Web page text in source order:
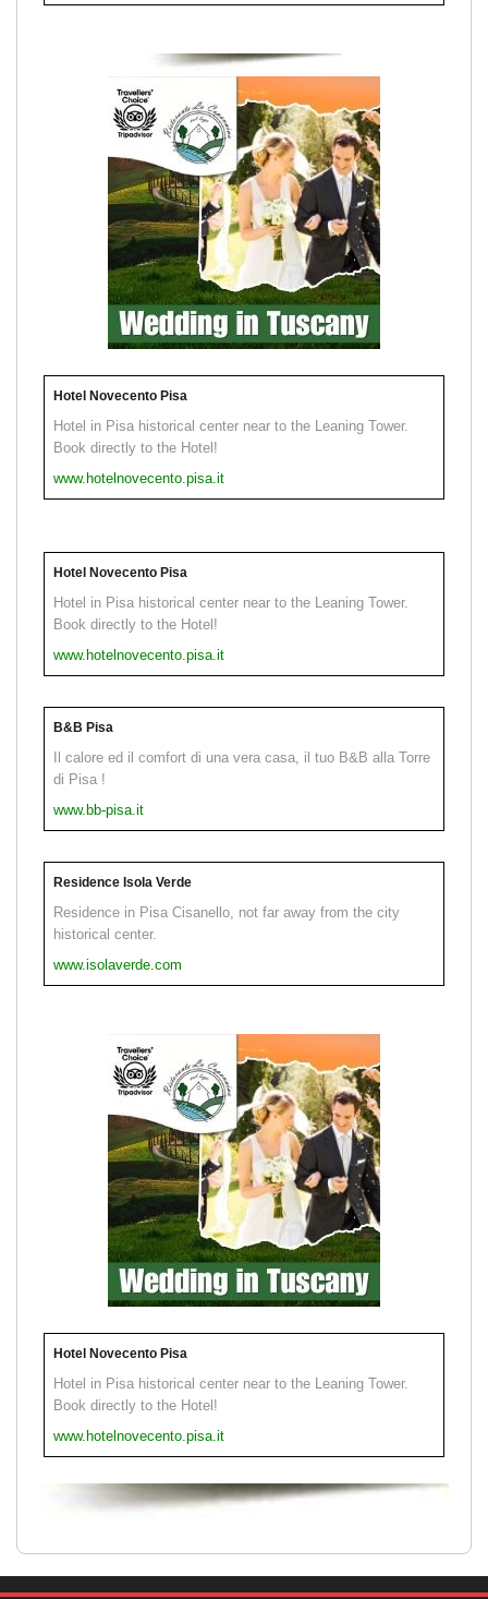
Hotel Novecento Pisa
Hotel in Pisa historical center near to the Leaning Tower.
Book directly to the Hotel!
www.hotelnovecento.pisa.it
Hotel Novecento Pisa
Hotel in Pisa historical center near to the Leaning Tower.
Book directly to the Hotel!
www.hotelnovecento.pisa.it
B&B Pisa
Il calore ed il comfort di una vera casa, il tuo B&B alla Torre
di Pisa !
www.bb-pisa.it
Residence Isola Verde
Residence in Pisa Cisanello, not far away from the city
historical center.
www.isolaverde.com
Hotel Novecento Pisa
Hotel in Pisa historical center near to the Leaning Tower.
Book directly to the Hotel!
www.hotelnovecento.pisa.it